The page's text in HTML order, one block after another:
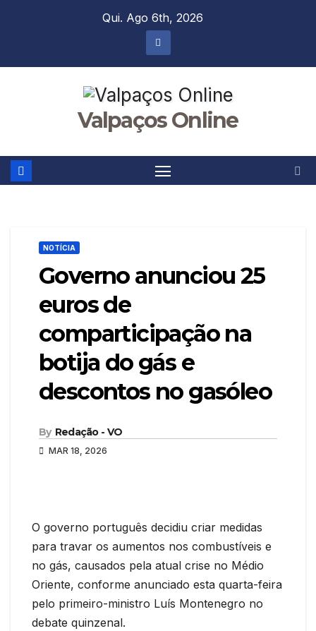
Qui. Ago 6th, 2026
Valpaços Online
NOTÍCIA
Governo anunciou 25
euros de
comparticipação na
botija do gás e
descontos no gasóleo
By Redação - VO
MAR 18, 2026
O governo português decidiu criar medidas
para travar os aumentos nos combustíveis e
no gás, causados pela atual crise no Médio
Oriente, conforme anunciado esta quarta-feira
pelo primeiro-ministro Luís Montenegro no
debate quinzenal.